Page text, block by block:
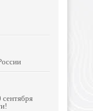
сентября